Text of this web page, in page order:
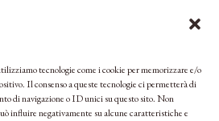
tecnologie come i cookie per memorizzare e/o
Il consenso a queste tecnologie ci permetterà di
di navigazione o ID unici su questo sito. Non
influire negativamente su alcune caratteristiche e